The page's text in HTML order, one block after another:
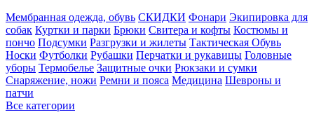
Мембранная одежда, обувь СКИДКИ Фонари Экипировка для
собак Куртки и парки Брюки Свитера и кофты Костюмы и
пончо Подсумки Разгрузки и жилеты Тактическая Обувь
Носки Футболки Рубашки Перчатки и рукавицы Головные
уборы Термобелье Защитные очки Рюкзаки и сумки
Снаряжение, ножи Ремни и пояса Медицина Шевроны и
патчи
Все категории